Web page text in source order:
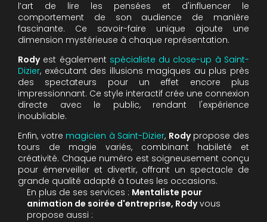
l’art de lire les pensées et d'influencer le
comportement de son audience de manière
fascinante. Ce savoir-faire unique ajoute une
dimension mystérieuse à chaque représentation.
Rodyest également spécialiste du close-up à Saint-
Dizier, exécutant des illusions magiques au plus près
des spectateurs pour un effet encore plus
impressionnant. Ce style interactif crée une connexion
directe avec le public, rendant l'expérience
inoubliable.
Enfin, votre magicien à Saint-Dizier, Rodypropose des
tours de magie variés, combinant habileté et
créativité. Chaque numéro est soigneusement conçu
pour émerveiller et divertir, offrant un spectacle de
grande qualité adapté à toutes les occasions.
En plus de ses services : Mentaliste pour
animation de soirée d'entreprise, Rodyvous
propose aussi :